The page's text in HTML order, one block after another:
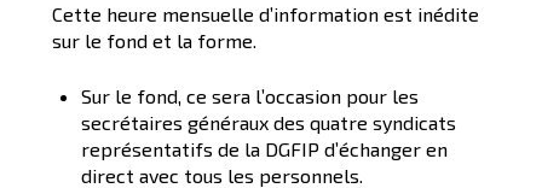
Cette heure mensuelle d’information est inédite
sur le fond et la forme.
Sur le fond, ce sera l’occasion pour les
secrétaires généraux des quatre syndicats
représentatifs de la DGFIP d’échanger en
direct avec tous les personnels.